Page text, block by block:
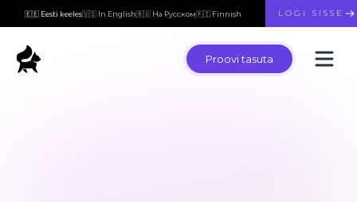
🇪🇪 Eesti keeles🇺🇸 In English🇷🇺 На Русском🇫🇮 Finnish LOGI SISSE
Proovi tasuta